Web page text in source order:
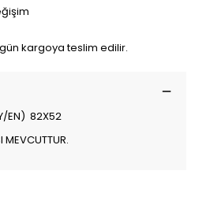
kargoya teslim edilir.
EN) 82X52
MEVCUTTUR.